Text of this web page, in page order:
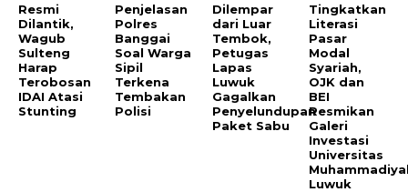
Resmi
Dilantik,
Wagub
Sulteng
Harap
Terobosan
IDAI Atasi
Stunting
Penjelasan
Polres
Banggai
Soal Warga
Sipil
Terkena
Tembakan
Polisi
Dilempar
dari Luar
Tembok,
Petugas
Lapas
Luwuk
Gagalkan
Penyelundupan
Paket Sabu
Tingkatkan
Literasi
Pasar
Modal
Syariah,
OJK dan
BEI
Resmikan
Galeri
Investasi
Universitas
Luwuk